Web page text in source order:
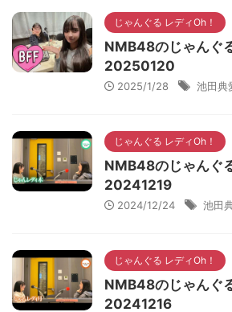
じゃんぐる レディOh！
NMB48のじゃんぐ
20250120
2025/1/28 池田典
じゃんぐる レディOh！
NMB48のじゃんぐ
20241219
2024/12/24 池田
じゃんぐる レディOh！
NMB48のじゃんぐ
20241216